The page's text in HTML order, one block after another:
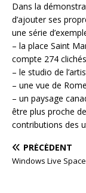
Dans la
d’ajouter ses
une série
– la place Saint
compte 274
– le studio de
– une vue de
– un paysage
être plus proche
contributions des
PRÉCÉDENT
Windows Live